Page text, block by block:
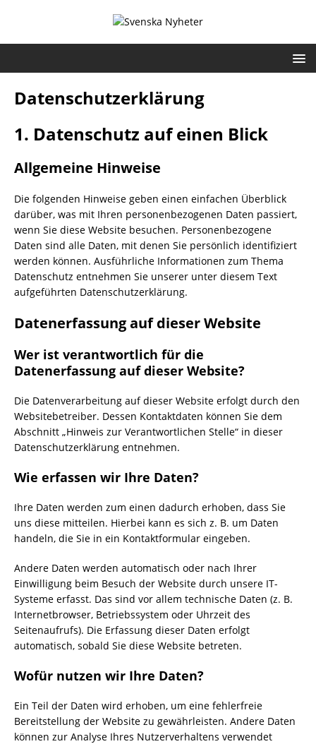
Datenschutzerklärung
1. Datenschutz auf einen Blick
Allgemeine Hinweise
Die folgenden Hinweise geben einen einfachen Überblick
darüber, was mit Ihren personenbezogenen Daten passiert,
wenn Sie diese Website besuchen. Personenbezogene
Daten sind alle Daten, mit denen Sie persönlich identifiziert
werden können. Ausführliche Informationen zum Thema
Datenschutz entnehmen Sie unserer unter diesem Text
aufgeführten Datenschutzerklärung.
Datenerfassung auf dieser Website
Wer ist verantwortlich für die
Datenerfassung auf dieser Website?
Die Datenverarbeitung auf dieser Website erfolgt durch den
Websitebetreiber. Dessen Kontaktdaten können Sie dem
Abschnitt „Hinweis zur Verantwortlichen Stelle“ in dieser
Datenschutzerklärung entnehmen.
Wie erfassen wir Ihre Daten?
Ihre Daten werden zum einen dadurch erhoben, dass Sie
uns diese mitteilen. Hierbei kann es sich z. B. um Daten
handeln, die Sie in ein Kontaktformular eingeben.
Andere Daten werden automatisch oder nach Ihrer
Einwilligung beim Besuch der Website durch unsere IT-
Systeme erfasst. Das sind vor allem technische Daten (z. B.
Internetbrowser, Betriebssystem oder Uhrzeit des
Seitenaufrufs). Die Erfassung dieser Daten erfolgt
automatisch, sobald Sie diese Website betreten.
Wofür nutzen wir Ihre Daten?
Ein Teil der Daten wird erhoben, um eine fehlerfreie
Bereitstellung der Website zu gewährleisten. Andere Daten
können zur Analyse Ihres Nutzerverhaltens verwendet